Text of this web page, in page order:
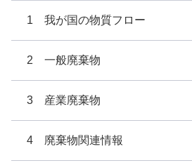
1 我が国の物質フロー
2 一般廃棄物
3 産業廃棄物
4 廃棄物関連情報